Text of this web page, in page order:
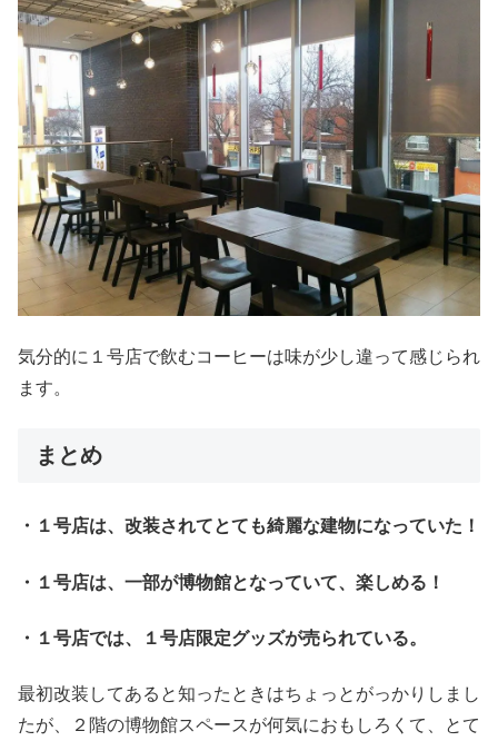
気分的に１号店で飲むコーヒーは味が少し違って感じられ
ます。
まとめ
・１号店は、改装されてとても綺麗な建物になっていた！
・１号店は、一部が博物館となっていて、楽しめる！
・１号店では、１号店限定グッズが売られている。
最初改装してあると知ったときはちょっとがっかりしまし
たが、２階の博物館スペースが何気におもしろくて、とて